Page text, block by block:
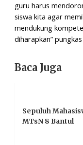
guru harus
siswa kita agar
mendukung
diharapkan”
Baca Juga
Sepuluh
MTsN 8 Bantul